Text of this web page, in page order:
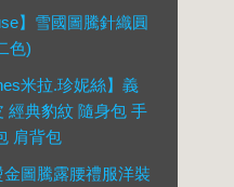
】雪國圖騰針織圓
色)
米拉.珍妮絲】義
經典豹紋 隨身包 手
肩背包
金圖騰露腰禮服洋裝